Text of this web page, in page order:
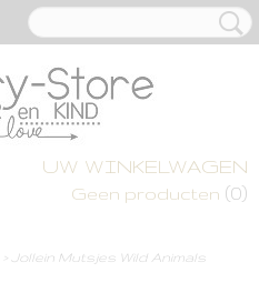
UW WINKELWAGEN
Geen producten (0)
>
Jollein Mutsjes Wild Animals